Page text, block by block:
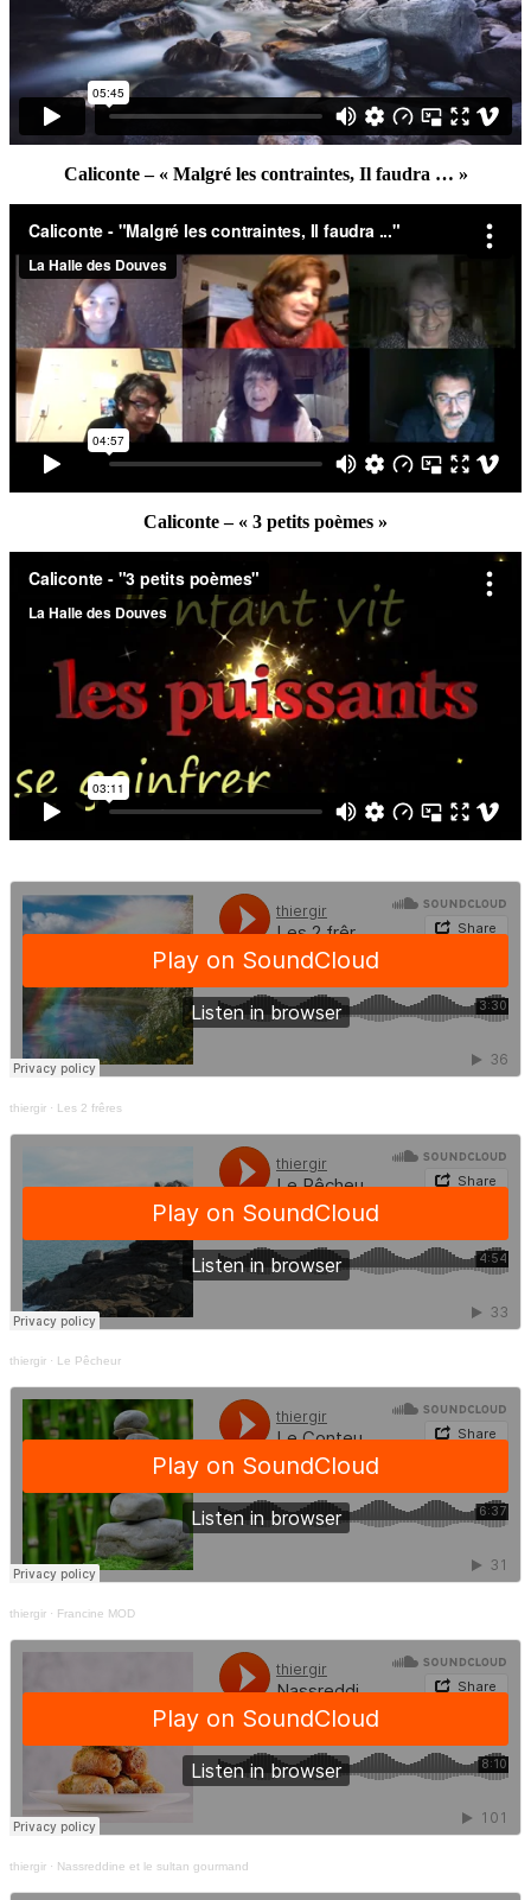
Caliconte – « Malgré les contraintes, Il faudra … »
Caliconte – « 3 petits poèmes »
thiergir · Les 2 frêres
thiergir · Le Pêcheur
thiergir · Francine MOD
thiergir · Nassreddine et le sultan gourmand